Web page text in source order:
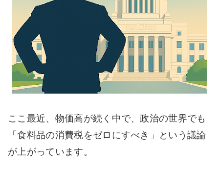
ここ最近、物価高が続く中で、政治の世界でも
「食料品の消費税をゼロにすべき」という議論
が上がっています。